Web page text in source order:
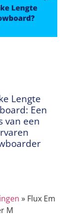
Lengte
Een
van een
» Flux Em
M